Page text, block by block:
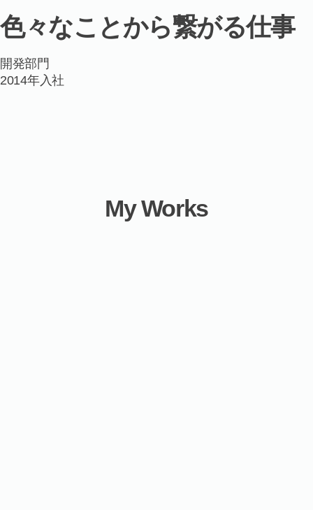
報
色々なことから繋がる仕事
開発部門
2014年入社
My Works